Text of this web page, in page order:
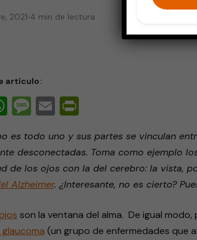
2021 4 min de lectura
artículo:
WhatsApp
Message
EmailPrintFriendly
es todo uno y sus partes se vinculan
desconectadas. Toma como ejemplo
de los ojos con la del cerebro: la vista,
Alzheimer. ¿Interesante, no es cierto?
ojos son la ventana del alma. De igual
glaucoma (un grupo de enfermedades que